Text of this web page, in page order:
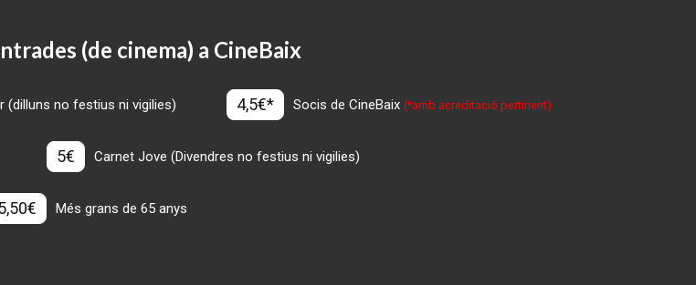
(de cinema) a CineBaix
(dilluns no festius ni vigilies) 4,5€* Socis de CineBaix(*amb acreditació pertinent)
5€ Carnet Jove (Divendres no festius ni vigilies)
Més grans de 65 anys